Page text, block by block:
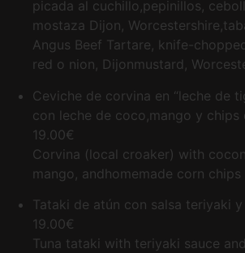
picada al cuchillo,pepinillos,
mostaza Dijon,
Angus Beef Tartare, knife-
red o nion, Dijonmustard,
Ceviche de corvina en “leche de
con leche de coco,mango y chips
19.00€
Corvina (local croaker) with
mango, andhomemade corn chips
Tataki de atún con salsa teriyaki
19.00€
Tuna tataki with teriyaki sauce